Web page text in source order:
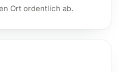
Ort ordentlich ab.